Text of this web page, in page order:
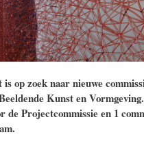
op zoek naar nieuwe
Kunst en
de Projectcommissie en 1